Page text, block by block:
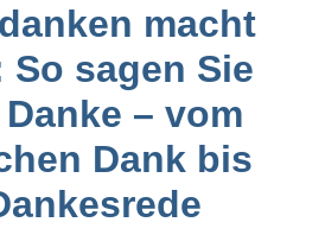
macht
So sagen Sie
– vom
Dank bis